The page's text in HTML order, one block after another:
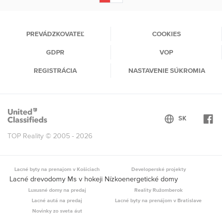
PREVÁDZKOVATEĽ COOKIES
GDPR VOP
REGISTRÁCIA NASTAVENIE SÚKROMIA
TOP Reality © 2005 - 2026
Lacné byty na prenajom v Košiciach Developerské projekty
Lacné drevodomy Ms v hokeji Nízkoenergetické domy
Luxusné domy na predaj
Reality Ružomberok
Lacné autá na predaj
Lacné byty na prenájom v Bratislave
Novinky zo sveta áut